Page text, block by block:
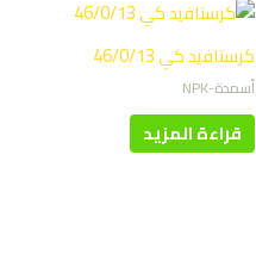
كرستافيد كي 46/0/13
أسمدة-NPK
قراءة المزيد